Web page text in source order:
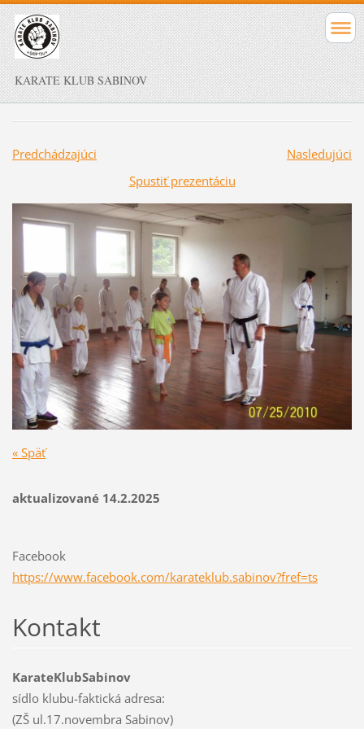
KARATE KLUB SABINOV
Predchádzajúci
Nasledujúci
Spustiť prezentáciu
« Späť
aktualizované 14.2.2025
Facebook
https://www.facebook.com/karateklub.sabinov?fref=ts
Kontakt
KarateKlubSabinov
sídlo klubu-faktická adresa:
(ZŠ ul.17.novembra Sabinov)